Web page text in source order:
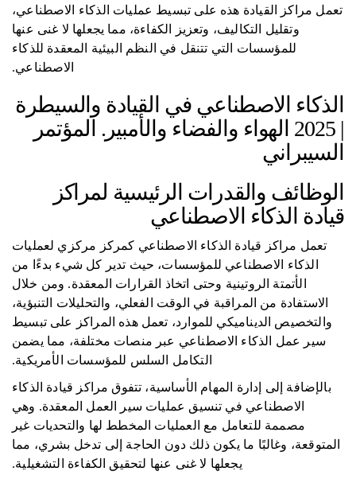
تعمل مراكز القيادة هذه على تبسيط عمليات الذكاء الاصطناعي،
وتقليل التكاليف، وتعزيز الكفاءة، مما يجعلها لا غنى عنها
للمؤسسات التي تتنقل في النظم البيئية المعقدة للذكاء
الاصطناعي.
الذكاء الاصطناعي في القيادة والسيطرة
| 2025 الهواء والفضاء والأمبير. المؤتمر
السيبراني
الوظائف والقدرات الرئيسية لمراكز
قيادة الذكاء الاصطناعي
تعمل مراكز قيادة الذكاء الاصطناعي كمركز مركزي لعمليات
الذكاء الاصطناعي للمؤسسات، حيث تدير كل شيء بدءًا من
الأتمتة الروتينية وحتى اتخاذ القرارات المعقدة. ومن خلال
الاستفادة من المراقبة في الوقت الفعلي، والتحليلات التنبؤية،
والتخصيص الديناميكي للموارد، تعمل هذه المراكز على تبسيط
سير عمل الذكاء الاصطناعي عبر منصات مختلفة، مما يضمن
التكامل السلس للمؤسسات الأمريكية.
بالإضافة إلى إدارة المهام الأساسية، تتفوق مراكز قيادة الذكاء
الاصطناعي في تنسيق عمليات سير العمل المعقدة. وهي
مصممة للتعامل مع العمليات المخطط لها والتحديات غير
المتوقعة، وغالبًا ما يكون ذلك دون الحاجة إلى تدخل بشري، مما
يجعلها لا غنى عنها لتحقيق الكفاءة التشغيلية.